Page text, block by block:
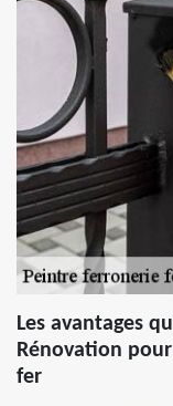
Les avantages
Rénovation
fer